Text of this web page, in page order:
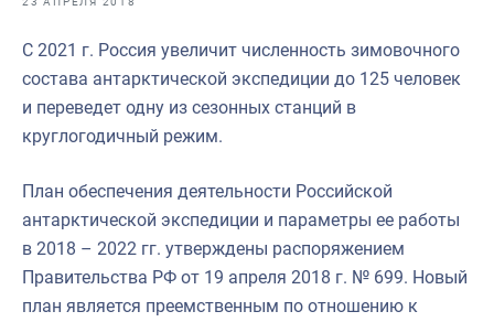
Выставки и конференции
Рыбоохрана России
Отрасль в цифрах
Инфографика
Укрепление духовно-нравственных ценностей
С 2021 г. Россия увеличит численность зимовочного
состава антарктической экспедиции до 125 человек
и переведет одну из сезонных станций в
круглогодичный режим.
План обеспечения деятельности Российской
антарктической экспедиции и параметры ее работы
в 2018 – 2022 гг. утверждены распоряжением
Правительства РФ от 19 апреля 2018 г. № 699. Новый
план является преемственным по отношению к